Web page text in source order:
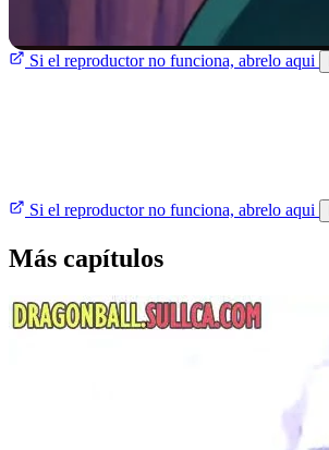
Si el reproductor no funciona, abrelo aqui
Si el reproductor no funciona, abrelo aqui
Más capítulos